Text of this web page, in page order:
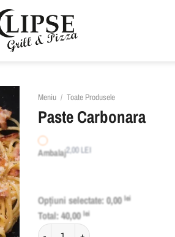
Meniu / Toate Produsele
Paste Carbonara
Ambalaj2,00LEI
Opțiuni selectate:0,00lei
Total:40,00lei
Cantitate Paste Carbonara